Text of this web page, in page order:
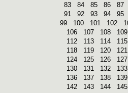
83
84 85 86 87
91
92 93 94 95
99
100 101 102
106
107 108 109
112
113 114 115
118
119 120 121
124
125 126 127
130
131 132 133
136
137 138 139
142
143 144 145